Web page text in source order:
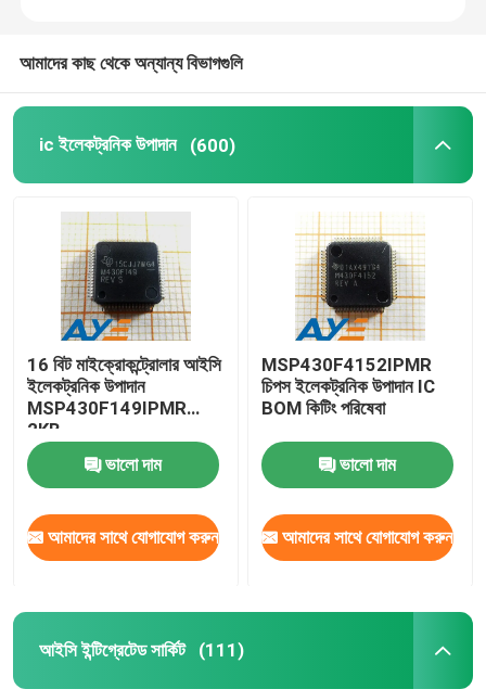
আমাদের কাছ থেকে অন্যান্য বিভাগগুলি
ic ইলেকট্রনিক উপাদান (600)
16 বিট মাইক্রোকন্ট্রোলার আইসি
ইলেকট্রনিক উপাদান
MSP430F149IPMR
2KB
ভালো দাম
আমাদের সাথে যোগাযোগ করুন
MSP430F4152IPMR
চিপস ইলেকট্রনিক উপাদান IC
BOM কিটিং পরিষেবা
ভালো দাম
আমাদের সাথে যোগাযোগ করুন
আইসি ইন্টিগ্রেটেড সার্কিট (111)